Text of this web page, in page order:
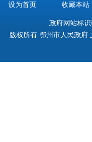
设为首页 收藏本站
政府网站标
版权所有 鄂州市人民政府